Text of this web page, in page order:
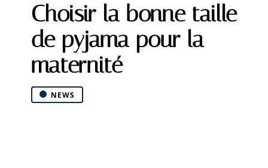
Choisir la bonne taille
de pyjama pour la
maternité
NEWS